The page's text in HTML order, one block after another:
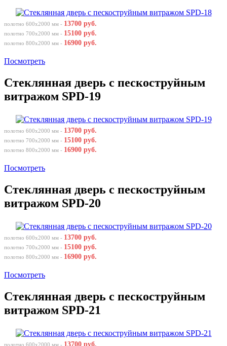
полотно 600х2000 мм - 13700 руб.
полотно 700х2000 мм - 15100 руб.
полотно 800х2000 мм - 16900 руб.
Посмотреть
Стеклянная дверь с пескоструйным
витражом SPD-19
полотно 600х2000 мм - 13700 руб.
полотно 700х2000 мм - 15100 руб.
полотно 800х2000 мм - 16900 руб.
Посмотреть
Стеклянная дверь с пескоструйным
витражом SPD-20
полотно 600х2000 мм - 13700 руб.
полотно 700х2000 мм - 15100 руб.
полотно 800х2000 мм - 16900 руб.
Посмотреть
Стеклянная дверь с пескоструйным
витражом SPD-21
полотно 600х2000 мм - 13700 руб.